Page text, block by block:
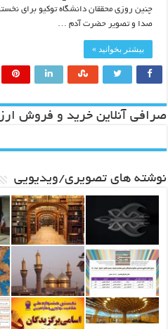
چنین روزی محققان دانشگاه توکیو برای
صدا و تصویر حضرت آدم …
بیشتر بخوانید »
صرافی آنلاین خرید و فروش
نوشته های تصویری/ویدیویی